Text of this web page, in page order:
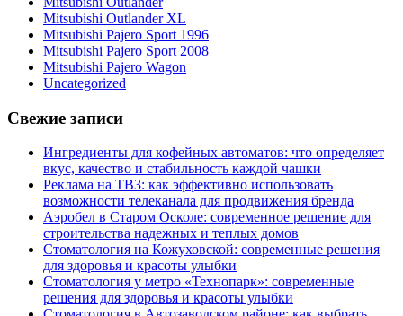
Mitsubishi Outlander XL
Mitsubishi Pajero Sport 1996
Mitsubishi Pajero Sport 2008
Mitsubishi Pajero Wagon
Uncategorized
Свежие записи
Ингредиенты для кофейных автоматов: что определяет
вкус, качество и стабильность каждой чашки
Реклама на ТВ3: как эффективно использовать
возможности телеканала для продвижения бренда
Аэробел в Старом Осколе: современное решение для
строительства надежных и теплых домов
Стоматология на Кожуховской: современные решения
для здоровья и красоты улыбки
Стоматология у метро «Технопарк»: современные
решения для здоровья и красоты улыбки